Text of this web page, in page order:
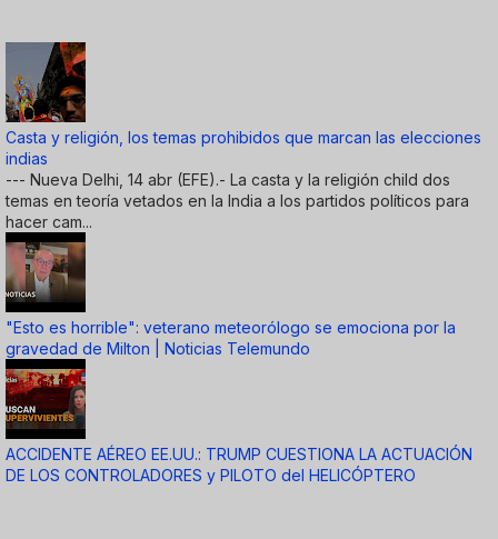
Casta y religión, los temas prohibidos que marcan las elecciones
indias
--- Nueva Delhi, 14 abr (EFE).- La casta y la religión child dos
temas en teoría vetados en la India a los partidos políticos para
hacer cam...
"Esto es horrible": veterano meteorólogo se emociona por la
gravedad de Milton | Noticias Telemundo
ACCIDENTE AÉREO EE.UU.: TRUMP CUESTIONA LA ACTUACIÓN
DE LOS CONTROLADORES y PILOTO del HELICÓPTERO